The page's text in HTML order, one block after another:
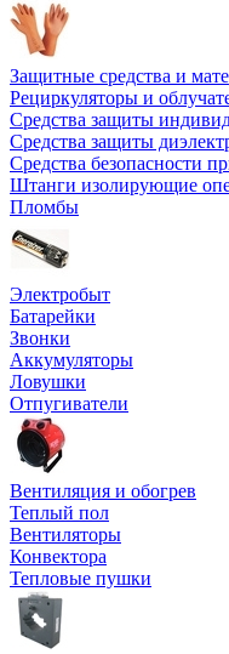
Защитные средства и
Рециркуляторы и
Средства защиты
Средства защиты
Средства безопасности
Штанги изолирующие
Пломбы
Электробыт
Батарейки
Звонки
Аккумуляторы
Ловушки
Отпугиватели
Вентиляция и обогрев
Теплый пол
Вентиляторы
Конвектора
Тепловые пушки